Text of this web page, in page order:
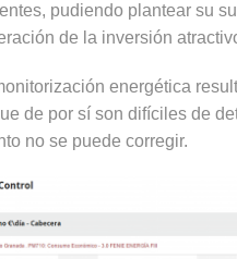
pudiendo plantear su
de la inversión
energética
de por sí son difíciles de
no se puede corregir.